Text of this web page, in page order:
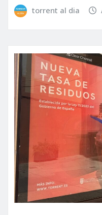
torrent al dia